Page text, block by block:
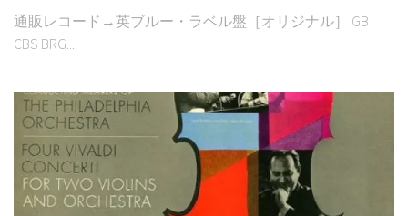
通販レコード→英ブルー・ラベル盤［オリジナル］ GB
CBS BRG...